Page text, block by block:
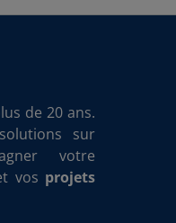
de 20 ans.
sur
votre
vos projets